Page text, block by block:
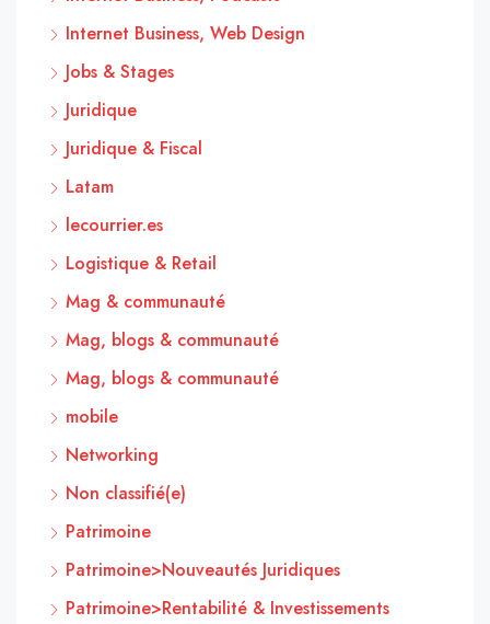
Internet Business, Web Design
Jobs & Stages
Juridique
Juridique & Fiscal
Latam
lecourrier.es
Logistique & Retail
Mag & communauté
Mag, blogs & communauté
Mag, blogs & communauté
mobile
Networking
Non classifié(e)
Patrimoine
Patrimoine>Nouveautés Juridiques
Patrimoine>Rentabilité & Investissements